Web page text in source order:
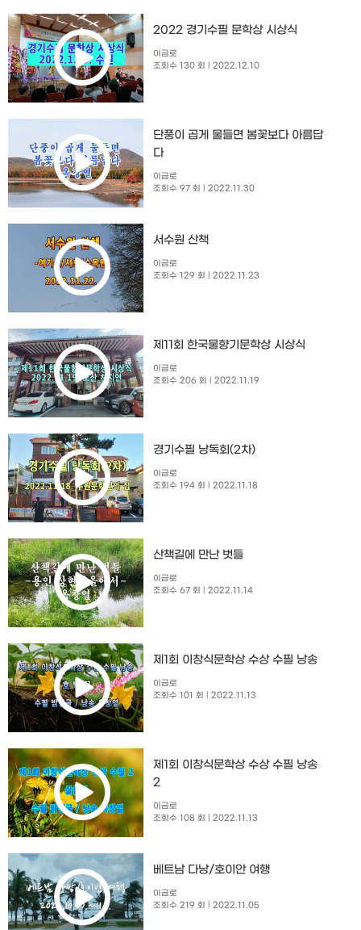
2022 경기수필 문학상 시상식
이금로
조회수 130 회
| 2022.12.10
단풍이 곱게 물들면 봄꽃보다 아름답
다
이금로
조회수 97 회
| 2022.11.30
서수원 산책
이금로
조회수 129 회
| 2022.11.23
제11회 한국물향기문학상 시상식
이금로
조회수 206 회
| 2022.11.19
경기수필 낭독회(2차)
이금로
조회수 194 회
| 2022.11.18
산책길에 만난 벗들
이금로
조회수 67 회
| 2022.11.14
제1회 이창식문학상 수상 수필 낭송
이금로
조회수 101 회
| 2022.11.13
제1회 이창식문학상 수상 수필 낭송
2
이금로
조회수 108 회
| 2022.11.13
베트남 다낭/호이안 여행
이금로
조회수 219 회
| 2022.11.05